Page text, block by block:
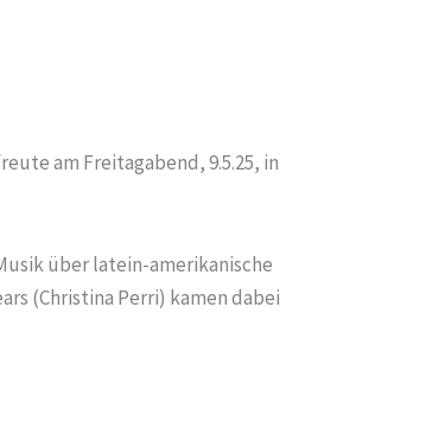
am Freitagabend, 9.5.25, in
über latein-amerikanische
(Christina Perri) kamen dabei